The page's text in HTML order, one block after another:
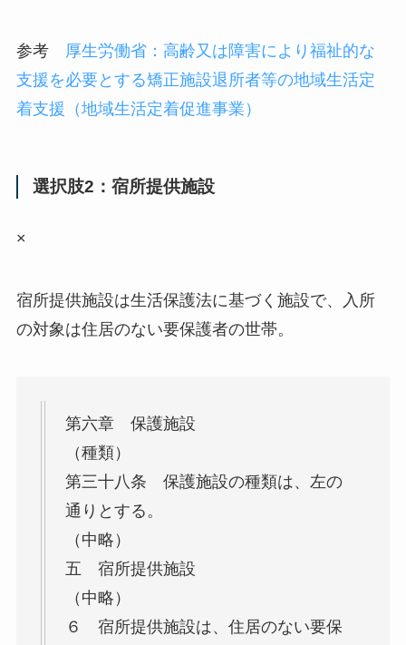
参考 厚生労働省：高齢又は障害により福祉的な
支援を必要とする矯正施設退所者等の地域生活定
着支援（地域生活定着促進事業）
選択肢2：宿所提供施設
×
宿所提供施設は生活保護法に基づく施設で、入所
の対象は住居のない要保護者の世帯。
第六章 保護施設
（種類）
第三十八条 保護施設の種類は、左の
通りとする。
（中略）
五 宿所提供施設
（中略）
６ 宿所提供施設は、住居のない要保